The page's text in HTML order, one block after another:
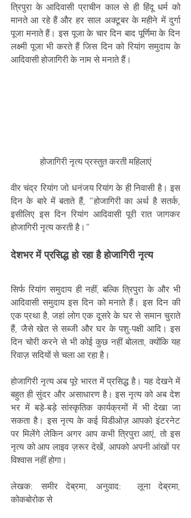
त्रिपुरा के आदिवासी प्राचीन काल से ही हिंदू धर्म को
मानते आ रहे हैं और हर साल अक्टूबर के महीने में दुर्गा
पूजा मनाते हैं। इस पूजा के चार दिन बाद पूर्णिमा के दिन
लक्ष्मी पूजा भी करते हैं जिस दिन को रियांग समुदाय के
आदिवासी होजागिरी के नाम से मनाते हैं।
होजागिरी नृत्य प्रस्तुत करती महिलाएं
वीर चंद्र रियांग जो धनंजय रियांग के ही निवासी है। इस
दिन के बारे में बताते हैं, “होजागिरी का अर्थ है सतर्क,
इसीलिए इस दिन रियांग आदिवासी पूरी रात जागकर
होजागिरी नृत्य करती है।”
देशभर में प्रसिद्ध हो रहा है होजागिरी नृत्य
सिर्फ रियांग समुदाय ही नहीं, बल्कि त्रिपुरा के और भी
आदिवासी समुदाय इस दिन को मनाते हैं। इस दिन की
एक प्रथा है, जहां लोग एक दूसरे के घर से समान चुराते
हैं, जैसे खेत से सब्जी और घर के पशु-पक्षी आदि। इस
दिन चोरी करने से भी कोई कुछ नहीं बोलता, क्योंकि यह
रिवाज़ सदियों से चला आ रहा है।
होजागिरी नृत्य अब पूरे भारत में प्रसिद्ध है। यह देखने में
बहुत ही सुंदर और असाधारण है। इस नृत्य को अब देश
भर में बड़े-बड़े सांस्कृतिक कार्यक्रमों में भी देखा जा
सकता है। इस नृत्य के कई विडीओज़ आपको इंटरनेट
पर मिलेंगे लेकिन अगर आप कभी त्रिपुरा आएं, तो इस
नृत्य को आप लाइव ज़रूर देखें, आपको अपनी आंखों पर
विश्वास नहीं होगा।
लेखक: समीर देब्रमा, अनुवाद:  लूना देब्रमा,
कोकबोरोक से